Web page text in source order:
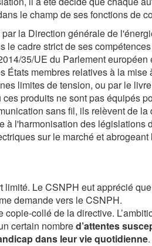
le champ de ses fonctions de
la Direction générale de
le cadre strict de ses
35/UE du Parlement
États membres relatives à la
limites de tension, ou par le
produits ne sont pas équipés
sans fil, ils relèvent de
à l'harmonisation des législations
sur le marché et
limité. Le CSNPH eut apprécié
demande vers le CSNPH.
collé de la directive.
certain nombred’attentes
dans leur vie quotidienne.